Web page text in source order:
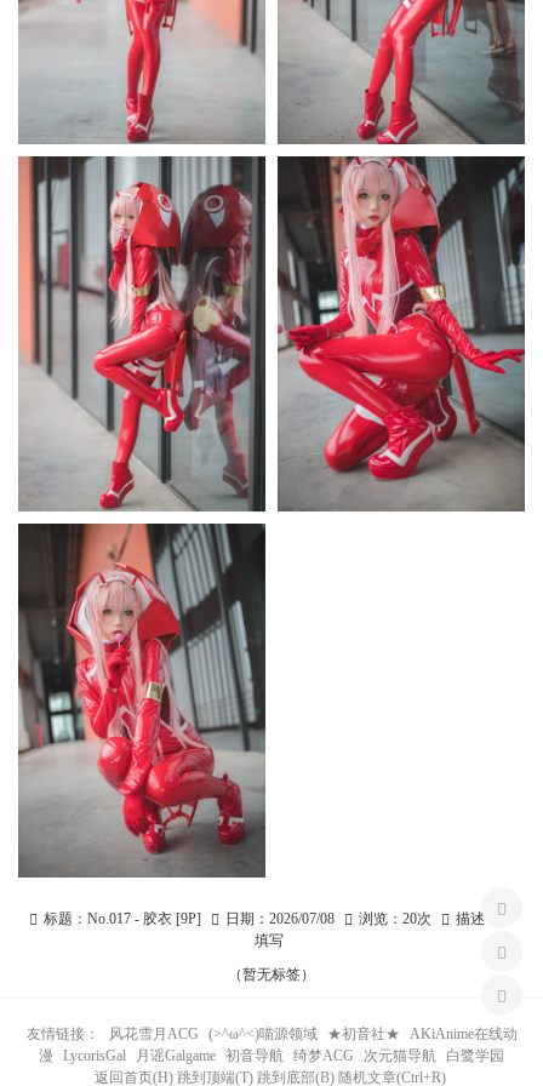
标题： No.017 - 胶衣 [9P] 日期： 2026/07/08 浏览： 20次 描述：未
填写
（暂无标签）
友情链接： 风花雪月ACG (>^ω^<)喵源领域 ★初音社★
AKiAnime在线动
漫
LycorisGal 月谣Galgame 初音导航 绮梦ACG 次元猫导航
白鹭学园
返回首页(H) 跳到顶端(T) 跳到底部(B) 随机文章(Ctrl+R)